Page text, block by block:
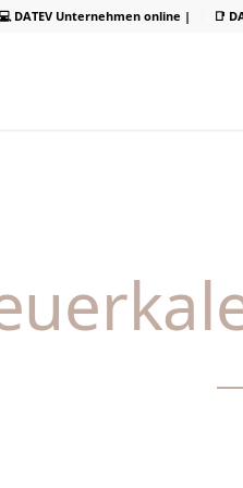
💻 DATEV Unternehmen online | 📑